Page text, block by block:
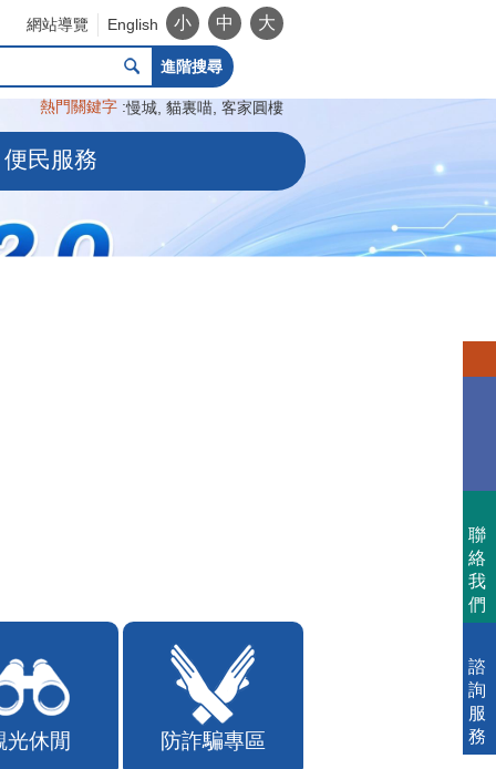
網站導覽 English 小 中 大
進階搜尋
熱門關鍵字 慢城 貓裏喵 客家圓樓
便民服務
光休閒 防詐騙專區
聯
絡
我
們
諮
詢
服
務